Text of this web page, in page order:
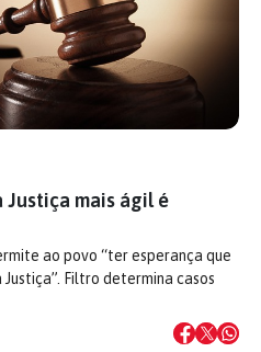
Justiça mais ágil é
ao povo “ter esperança que
Filtro determina casos